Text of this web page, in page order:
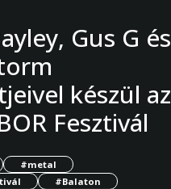
Gus G és
készül az
Fesztivál
#metal
#Balaton